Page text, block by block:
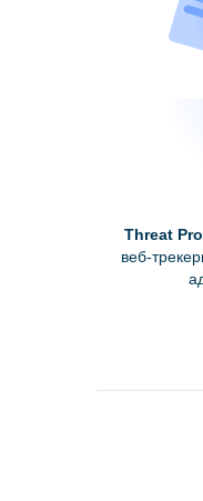
Threat
веб-